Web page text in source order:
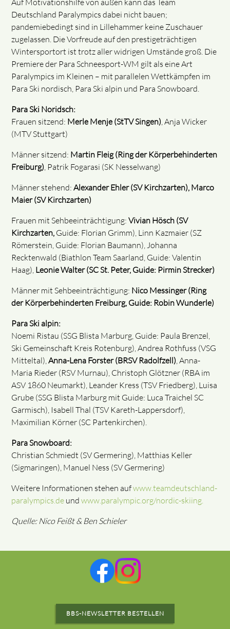
Deutschland Paralympics dabei nicht bauen;
pandemiebedingt sind in Lillehammer keine Zuschauer
zugelassen. Die Vorfreude auf den prestigeträchtigen
Wintersportort ist trotz aller widrigen Umstände groß. Die
Premiere der Para Schneesport-WM gilt als eine Art
Paralympics im Kleinen – mit parallelen Wettkämpfen im
Para Ski nordisch, Para Ski alpin und Para Snowboard.
Para Ski Noridsch:
Frauen sitzend: Merle Menje (StTV Singen) , Anja Wicker
(MTV Stuttgart)
Männer sitzend: Martin Fleig (Ring der Körperbehinderten
Freiburg) , Patrik Fogarasi (SK Nesselwang)
Männer stehend:Alexander Ehler (SV Kirchzarten), Marco
Maier (SV Kirchzarten)
Frauen mit Sehbeeinträchtigung:Vivian Hösch (SV
Kirchzarten, Guide: Florian Grimm), Linn Kazmaier (SZ
Römerstein, Guide: Florian Baumann), Johanna
Recktenwald (Biathlon Team Saarland, Guide: Valentin
Haag), Leonie Walter (SC St. Peter, Guide: Pirmin Strecker)
Männer mit Sehbeeinträchtigung: Nico Messinger (Ring
der Körperbehinderten Freiburg, Guide: Robin Wunderle)
Para Ski alpin:
Noemi Ristau (SSG Blista Marburg, Guide: Paula Brenzel,
Ski Gemeinschaft Kreis Rotenburg), Andrea Rothfuss (VSG
Mitteltal),Anna-Lena Forster (BRSV Radolfzell) , Anna-
Maria Rieder (RSV Murnau), Christoph Glötzner (RBA im
ASV 1860 Neumarkt), Leander Kress (TSV Friedberg), Luisa
Grube (SSG Blista Marburg mit Guide: Luca Traichel SC
Garmisch), Isabell Thal (TSV Kareth-Lappersdorf),
Maximilian Körner (SC Partenkirchen).
Para Snowboard:
Christian Schmiedt (SV Germering), Matthias Keller
(Sigmaringen), Manuel Ness (SV Germering)
Weitere Informationen stehen aufwww.teamdeutschland-
paralympics.de undwww.paralympic.org/nordic-skiing.
Quelle: Nico Feißt & Ben Schieler
BBS-NEWSLETTER BESTELLEN